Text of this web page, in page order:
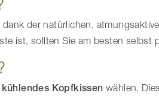
der natürlichen,
ist, sollten Sie am besten selbst
Kopfkissen wählen.